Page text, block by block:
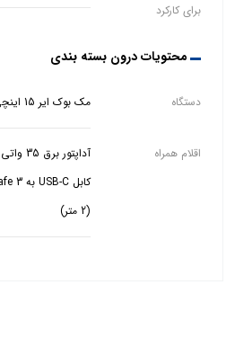
برای کارکرد
محتویات درون بسته بندی
دستگاه مک بوک ایر 15 اینچی
اقلام همراه
(2 متر)